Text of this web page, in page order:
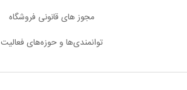
مجوز های قانونی فروشگاه
توانمندی‌ها و حوزه‌های فعالیت